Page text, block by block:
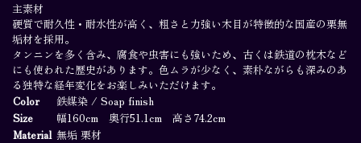
主素材
硬質で耐久性・耐水性が高く、粗さと力強い木目が特徴的な国産の栗無
垢材を採用。
タンニンを多く含み、腐食や虫害にも強いため、古くは鉄道の枕木など
にも使われた歴史があります。色ムラが少なく、素朴ながらも深みのあ
る独特な経年変化をお楽しみいただけます。
Color
鉄媒染 / Soap finish
Size
幅160cm 奥行51.1cm 高さ74.2cm
Material 無垢 栗材
Join our newsletter